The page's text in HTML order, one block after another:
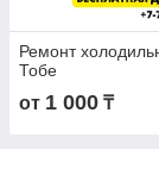
Ремонт
Тобе
от 1 000 ₸